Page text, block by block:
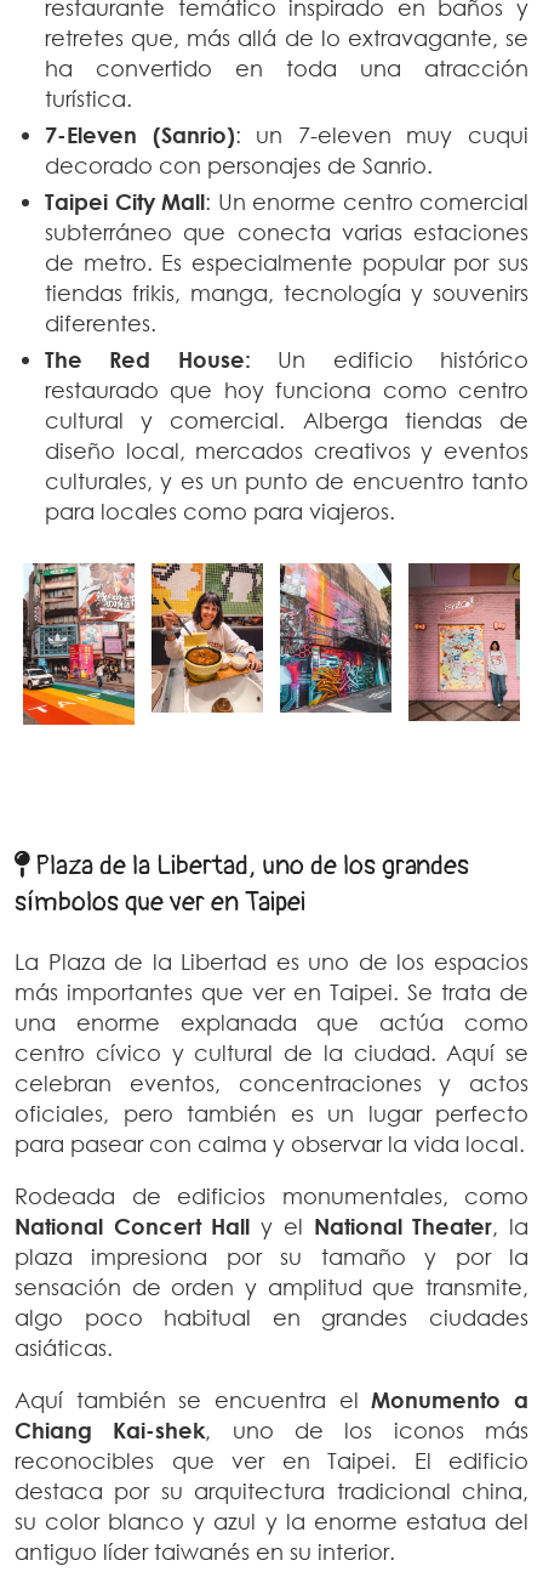
restaurante temático inspirado en baños y
retretes que, más allá de lo extravagante, se
ha convertido en toda una atracción
turística.
7-Eleven (Sanrio): un 7-eleven muy cuqui
decorado con personajes de Sanrio.
Taipei City Mall: Un enorme centro comercial
subterráneo que conecta varias estaciones
de metro. Es especialmente popular por sus
tiendas frikis, manga, tecnología y souvenirs
diferentes.
The Red House: Un edificio histórico
restaurado que hoy funciona como centro
cultural y comercial. Alberga tiendas de
diseño local, mercados creativos y eventos
culturales, y es un punto de encuentro tanto
para locales como para viajeros.
Plaza de la Libertad, uno de los grandes
símbolos que ver en Taipei
La Plaza de la Libertad es uno de los espacios
más importantes que ver en Taipei. Se trata de
una enorme explanada que actúa como
centro cívico y cultural de la ciudad. Aquí se
celebran eventos, concentraciones y actos
oficiales, pero también es un lugar perfecto
para pasear con calma y observar la vida local.
Rodeada de edificios monumentales, como
National Concert Hall y el National Theater, la
plaza impresiona por su tamaño y por la
sensación de orden y amplitud que transmite,
algo poco habitual en grandes ciudades
asiáticas.
Aquí también se encuentra elMonumento a
Chiang Kai-shek, uno de los iconos más
reconocibles que ver en Taipei. El edificio
destaca por su arquitectura tradicional china,
su color blanco y azul y la enorme estatua del
antiguo líder taiwanés en su interior.